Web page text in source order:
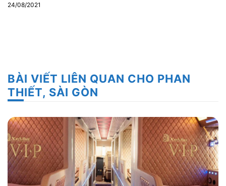
24/08/2021
BÀI VIẾT LIÊN QUAN CHO PHAN
THIẾT, SÀI GÒN